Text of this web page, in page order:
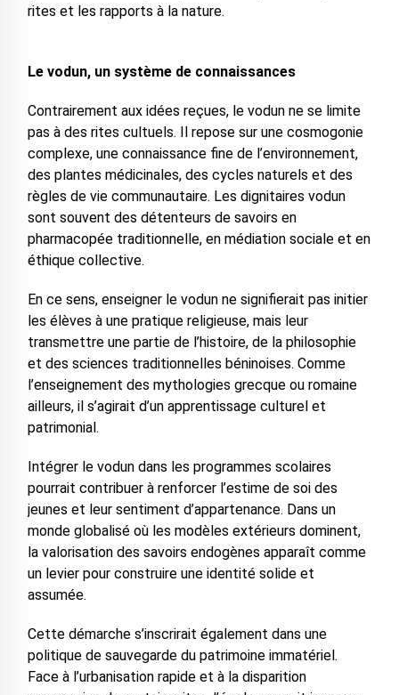
rites et les rapports à la nature.
Le vodun, un système de connaissances
Contrairement aux idées reçues, le vodun ne se limite
pas à des rites cultuels. Il repose sur une cosmogonie
complexe, une connaissance fine de l’environnement,
des plantes médicinales, des cycles naturels et des
règles de vie communautaire. Les dignitaires vodun
sont souvent des détenteurs de savoirs en
pharmacopée traditionnelle, en médiation sociale et en
éthique collective.
En ce sens, enseigner le vodun ne signifierait pas initier
les élèves à une pratique religieuse, mais leur
transmettre une partie de l’histoire, de la philosophie
et des sciences traditionnelles béninoises. Comme
l’enseignement des mythologies grecque ou romaine
ailleurs, il s’agirait d’un apprentissage culturel et
patrimonial.
Intégrer le vodun dans les programmes scolaires
pourrait contribuer à renforcer l’estime de soi des
jeunes et leur sentiment d’appartenance. Dans un
monde globalisé où les modèles extérieurs dominent,
la valorisation des savoirs endogènes apparaît comme
un levier pour construire une identité solide et
assumée.
Cette démarche s’inscrirait également dans une
politique de sauvegarde du patrimoine immatériel.
Face à l’urbanisation rapide et à la disparition